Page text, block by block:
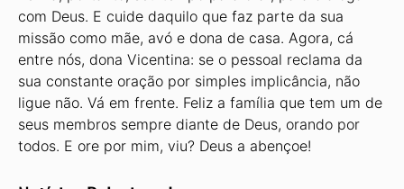
com Deus. E cuide daquilo que faz parte da sua
missão como mãe, avó e dona de casa. Agora, cá
entre nós, dona Vicentina: se o pessoal reclama da
sua constante oração por simples implicância, não
ligue não. Vá em frente. Feliz a família que tem um de
seus membros sempre diante de Deus, orando por
todos. E ore por mim, viu? Deus a abençoe!